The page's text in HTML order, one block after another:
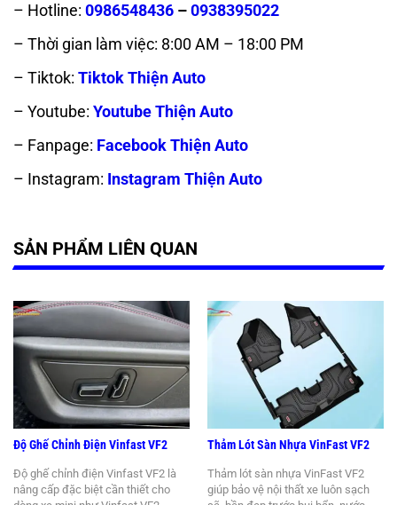
– Hotline: 0986548436 –0938395022
– Thời gian làm việc: 8:00 AM – 18:00 PM
– Tiktok: Tiktok Thiện Auto
– Youtube: Youtube Thiện Auto
– Fanpage: Facebook Thiện Auto
– Instagram: Instagram Thiện Auto
SẢN PHẨM LIÊN QUAN
Độ Ghế Chỉnh Điện Vinfast VF2
Độ ghế chỉnh điện Vinfast VF2 là
nâng cấp đặc biệt cần thiết cho
Thảm Lót Sàn Nhựa VinFast VF2
Thảm lót sàn nhựa VinFast VF2
giúp bảo vệ nội thất xe luôn sạch